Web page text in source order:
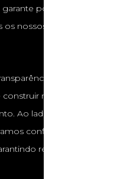
pontualidade,
nossos projetos.
em cada
não é apenas
Ao lado de clientes,
confiança, respeito e
resultados que